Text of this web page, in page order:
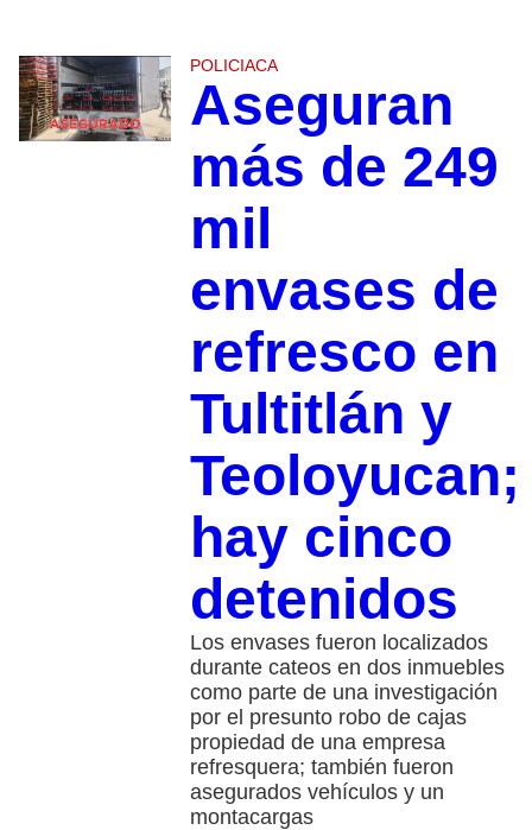
POLICIACA
Aseguran
más de 249
mil
envases de
refresco en
Tultitlán y
Teoloyucan;
hay cinco
detenidos
Los envases fueron localizados
durante cateos en dos inmuebles
como parte de una investigación
por el presunto robo de cajas
propiedad de una empresa
refresquera; también fueron
asegurados vehículos y un
montacargas